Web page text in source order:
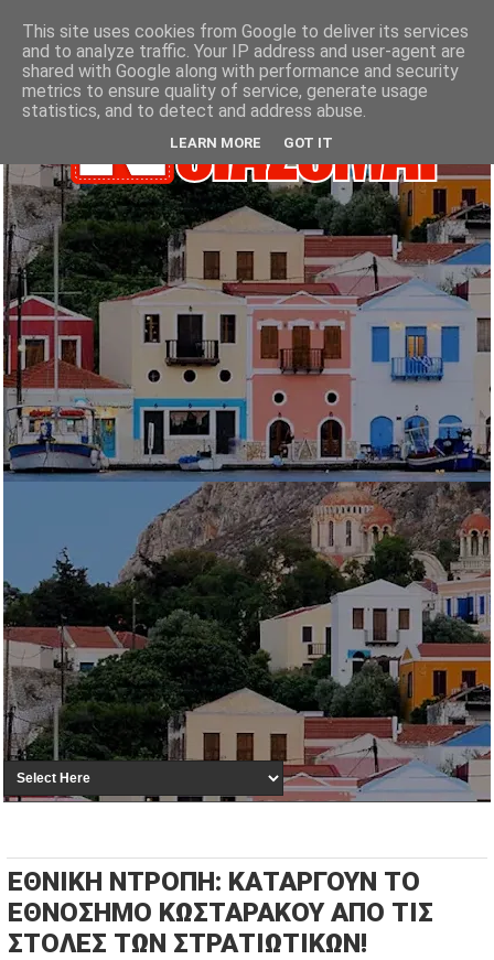
ΕΘΝΙΚΗ ΝΤΡΟΠΗ: ΚΑΤΑΡΓΟΥΝ ΤΟ
ΕΘΝΟΣΗΜΟ ΚΩΣΤΑΡΑΚΟΥ ΑΠΟ ΤΙΣ
ΣΤΟΛΕΣ ΤΩΝ ΣΤΡΑΤΙΩΤΙΚΩΝ!
This site uses cookies from Google to deliver its services
and to analyze traffic. Your IP address and user-agent are
shared with Google along with performance and security
metrics to ensure quality of service, generate usage
statistics, and to detect and address abuse.
LEARN MORE GOT IT